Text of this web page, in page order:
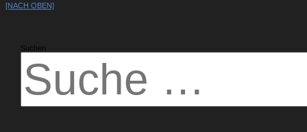
[NACH OBEN]
Suchen